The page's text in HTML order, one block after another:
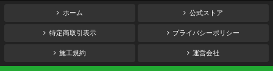
ホーム 公式ストア
特定商取引表示 プライバシーポリシー
施工規約 運営会社